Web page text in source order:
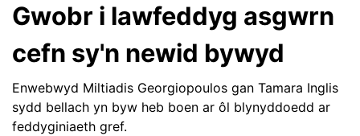
Gwobr i lawfeddyg asgwrn
cefn sy'n newid bywyd
Enwebwyd Miltiadis Georgiopoulos gan Tamara Inglis
sydd bellach yn byw heb boen ar ôl blynyddoedd ar
feddyginiaeth gref.